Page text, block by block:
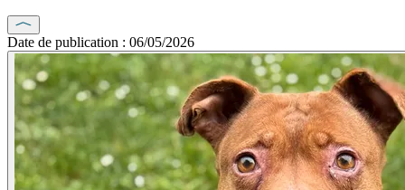
Date de publication : 06/05/2026